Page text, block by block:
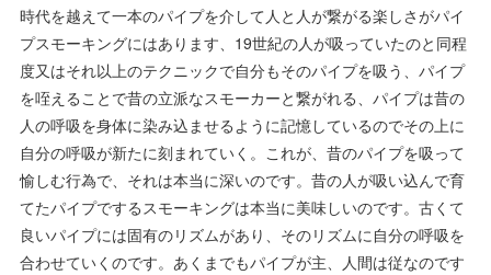
時代を越えて一本のパイプを介して人と人が繋がる楽しさがパイ
プスモーキングにはあります、19世紀の人が吸っていたのと同程
度又はそれ以上のテクニックで自分もそのパイプを吸う、パイプ
を咥えることで昔の立派なスモーカーと繋がれる、パイプは昔の
人の呼吸を身体に染み込ませるように記憶しているのでその上に
自分の呼吸が新たに刻まれていく。これが、昔のパイプを吸って
愉しむ行為で、それは本当に深いのです。昔の人が吸い込んで育
てたパイプでするスモーキングは本当に美味しいのです。古くて
良いパイプには固有のリズムがあり、そのリズムに自分の呼吸を
合わせていくのです。あくまでもパイプが主、人間は従なのです